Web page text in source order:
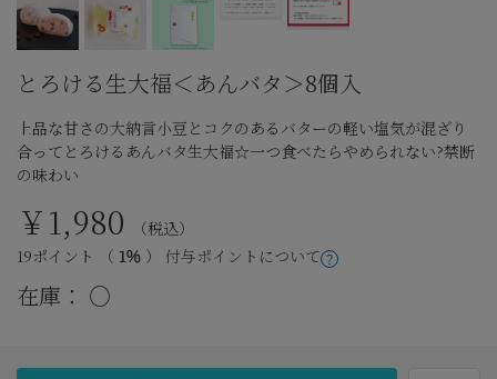
上品な甘さの大納言小豆とコクのあるバターの軽い塩気が混ざり
合ってとろけるあんバタ生大福☆一つ食べたらやめられない?禁断
の味わい
とろける生大福＜あんバタ＞8個入
￥1,980
（税込）
19ポイント （ 1％ ） 付与ポイントについて
在庫： ○